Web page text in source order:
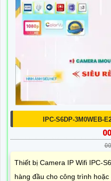
IPC-S6DP-3M0WEB-
Thiết bị Camera IP Wifi IPC-
hàng đầu cho công trình